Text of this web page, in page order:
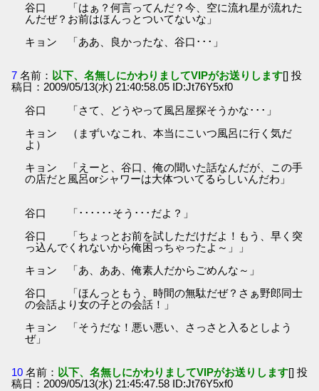
谷口 「はぁ？何言ってんだ？今、空に流れ星が流れた
んだぜ？お前はほんっとついてないな」
キョン 「ああ、良かったな、谷口･･･」
7 名前： 以下、名無しにかわりましてVIPがお送りします[] 投
稿日：2009/05/13(水) 21:40:58.05 ID:Jt76Y5xf0
谷口 「さて、どうやって風呂屋探そうかな･･･」
キョン （まずいなこれ、本当にこいつ風呂に行く気だ
よ）
キョン 「えーと、谷口、俺の聞いた話なんだが、この手
の店だと風呂orシャワーは大体ついてるらしいんだわ」
谷口 「･･････そう･･･だよ？」
谷口 「ちょっとお前を試しただけだよ！もう、早く突
っ込んでくれないから俺困っちゃったよ～」」
キョン 「あ、ああ、俺素人だからごめんな～」
谷口 「ほんっともう、時間の無駄だぜ？さぁ野郎同士
の会話より女の子との会話！」
キョン 「そうだな！悪い悪い、さっさと入るとしよう
ぜ」
10 名前： 以下、名無しにかわりましてVIPがお送りします[] 投
稿日：2009/05/13(水) 21:45:47.58 ID:Jt76Y5xf0